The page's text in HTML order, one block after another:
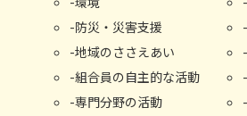
防災・災害支援
地域のささえあい
組合員の自主的な活動
専門分野の活動